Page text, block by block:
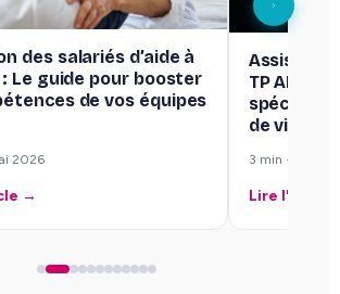
des salariés d’aide à
Le guide pour booster
de vos équipes
2026
→
Assistant
TP ADVF
de vie
3 min · 8 mai
Lire